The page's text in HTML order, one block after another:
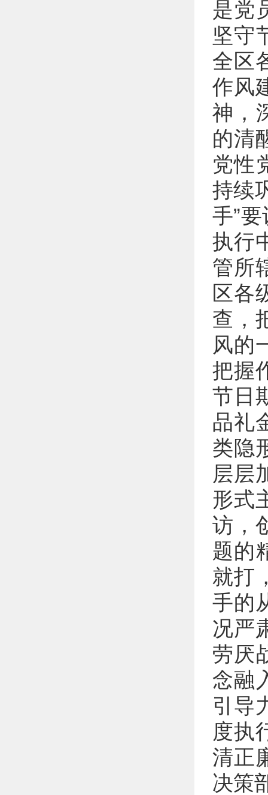
是党
坚守
全区
作风
神，
的清
党性
持续
手”
执行
管所
区各
查，
风的
把握
节日
品礼
类隐
层层
形式
访，
题的
就打
手的
况严
劳厌
念融
引导
度执
清正
决策